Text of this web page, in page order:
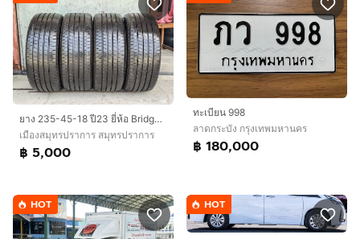
ยาง 235-45-18 ปี23 ยี่ห้อ Bridgestone turanza t005a
เมืองสมุทรปราการ สมุทรปราการ
฿ 5,000
ทะเบียน 998
ลาดกระบัง กรุงเทพมหานคร
฿ 180,000
HOT HOT